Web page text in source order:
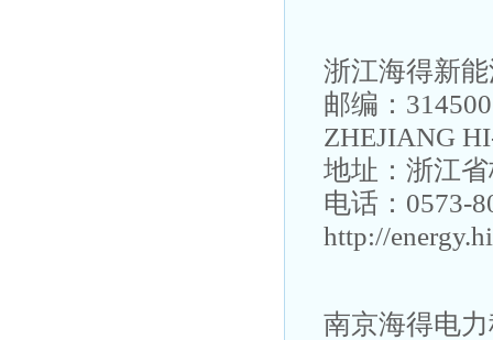
浙江海得新
邮编：314500
ZHEJIANG
地址：浙江
电话：0573-
http://
南京海得电